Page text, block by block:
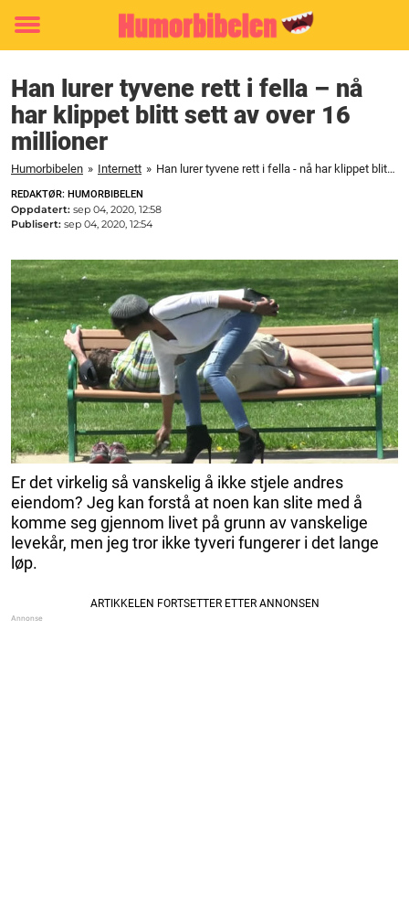
Toggle
Han lurer tyvene rett i fella – nå
har klippet blitt sett av over 16
millioner
Humorbibelen » Internett » Han lurer tyvene rett i fella - nå har klippet blitt sett av over 16 millioner
REDAKTØR: HUMORBIBELEN
Oppdatert: sep 04, 2020, 12:58
Publisert: sep 04, 2020, 12:54
Er det virkelig så vanskelig å ikke stjele andres
eiendom? Jeg kan forstå at noen kan slite med å
komme seg gjennom livet på grunn av vanskelige
levekår, men jeg tror ikke tyveri fungerer i det lange
løp.